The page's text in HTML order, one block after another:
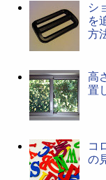
シ
を
方
高
置
コ
の